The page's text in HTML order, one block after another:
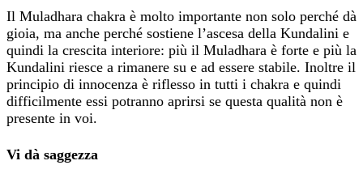
Il Muladhara chakra è molto importante non solo perché dà
gioia, ma anche perché sostiene l’ascesa della Kundalini e
quindi la crescita interiore: più il Muladhara è forte e più la
Kundalini riesce a rimanere su e ad essere stabile. Inoltre il
principio di innocenza è riflesso in tutti i chakra e quindi
difficilmente essi potranno aprirsi se questa qualità non è
presente in voi.
Vi dà saggezza